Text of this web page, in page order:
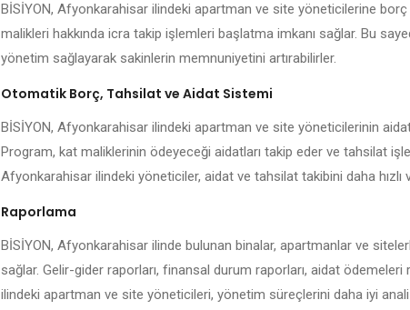
BİSİYON, Afyonkarahisar ilindeki apartman ve site yöneticilerine
malikleri hakkında icra takip işlemleri başlatma imkanı sağlar. Bu
yönetim sağlayarak sakinlerin memnuniyetini artırabilirler.
Otomatik Borç, Tahsilat ve Aidat Sistemi
BİSİYON, Afyonkarahisar ilindeki apartman ve site yöneticilerinin
Program, kat maliklerinin ödeyeceği aidatları takip eder ve tahsilat
Afyonkarahisar ilindeki yöneticiler, aidat ve tahsilat takibini daha hızlı
Raporlama
BİSİYON, Afyonkarahisar ilinde bulunan binalar, apartmanlar ve
sağlar. Gelir-gider raporları, finansal durum raporları, aidat
ilindeki apartman ve site yöneticileri, yönetim süreçlerini daha iyi